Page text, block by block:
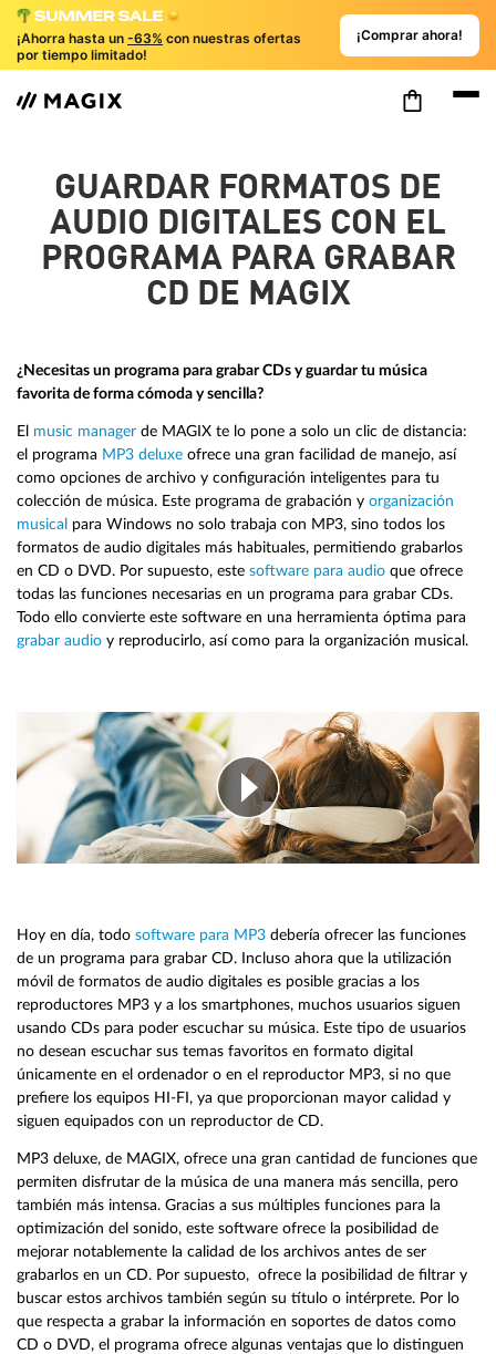
¡Ahorra hasta un -63% con nuestras ofertas
por tiempo limitado!
¡Comprar ahora!
GUARDAR FORMATOS DE
AUDIO DIGITALES CON EL
PROGRAMA PARA GRABAR
CD DE MAGIX
¿Necesitas un programa para grabar CDs y guardar tu música
favorita de forma cómoda y sencilla?
El music manager de MAGIX te lo pone a solo un clic de distancia:
el programa MP3 deluxe ofrece una gran facilidad de manejo, así
como opciones de archivo y configuración inteligentes para tu
colección de música. Este programa de grabación y organización
musical para Windows no solo trabaja con MP3, sino todos los
formatos de audio digitales más habituales, permitiendo grabarlos
en CD o DVD. Por supuesto, este software para audio que ofrece
todas las funciones necesarias en un programa para grabar CDs.
Todo ello convierte este software en una herramienta óptima para
grabar audio y reproducirlo, así como para la organización musical.
Hoy en día, todo software para MP3 debería ofrecer las funciones
de un programa para grabar CD. Incluso ahora que la utilización
móvil de formatos de audio digitales es posible gracias a los
reproductores MP3 y a los smartphones, muchos usuarios siguen
usando CDs para poder escuchar su música. Este tipo de usuarios
no desean escuchar sus temas favoritos en formato digital
únicamente en el ordenador o en el reproductor MP3, si no que
prefiere los equipos HI-FI, ya que proporcionan mayor calidad y
siguen equipados con un reproductor de CD.
MP3 deluxe, de MAGIX, ofrece una gran cantidad de funciones que
permiten disfrutar de la música de una manera más sencilla, pero
también más intensa. Gracias a sus múltiples funciones para la
optimización del sonido, este software ofrece la posibilidad de
mejorar notablemente la calidad de los archivos antes de ser
grabarlos en un CD. Por supuesto, ofrece la posibilidad de filtrar y
buscar estos archivos también según su título o intérprete. Por lo
que respecta a grabar la información en soportes de datos como
CD o DVD, el programa ofrece algunas ventajas que lo distinguen